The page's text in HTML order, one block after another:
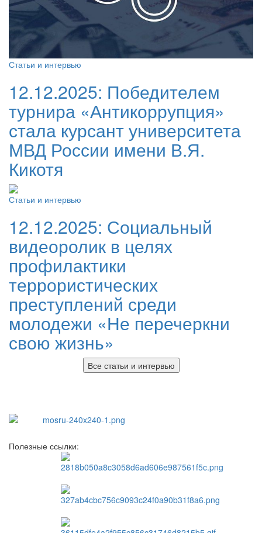
Статьи и интервью
12.12.2025: Победителем
турнира «Антикоррупция»
стала курсант университета
МВД России имени В.Я.
Кикотя
Статьи и интервью
12.12.2025: Социальный
видеоролик в целях
профилактики
террористических
преступлений среди
молодежи «Не перечеркни
свою жизнь»
Все статьи и интервью
Полезные ссылки: